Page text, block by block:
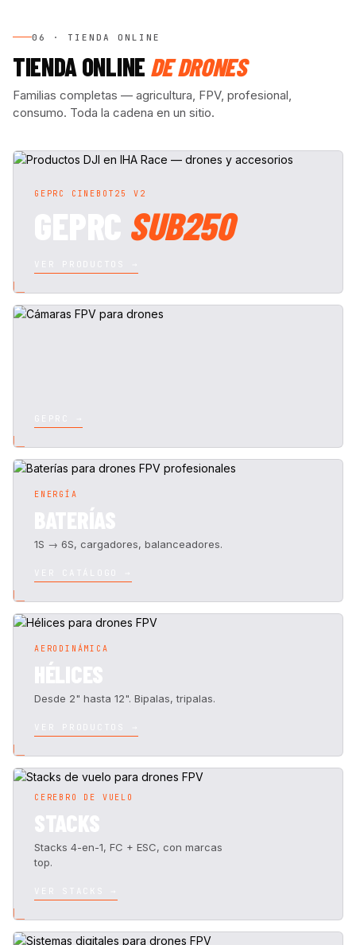
06 · TIENDA ONLINE
TIENDA ONLINE DE DRONES
Familias completas — agricultura, FPV, profesional,
consumo. Toda la cadena en un sitio.
GEPRC CINEBOT25 V2
SUB250
ENERGÍA
1S → 6S, cargadores, balanceadores.
AERODINÁMICA
Desde 2" hasta 12". Bipalas, tripalas.
CEREBRO DE VUELO
Stacks 4-en-1, FC + ESC, con marcas
top.